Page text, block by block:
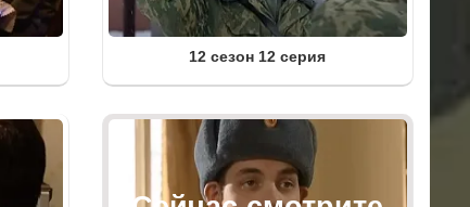
12 сезон 12 серия